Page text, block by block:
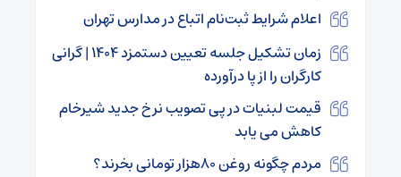
اعلام شرایط ثبت‌نام اتباع در مدارس تهران
زمان تشکیل جلسه تعیین دستمزد ۱۴۰۴ | گرانی
کارگران را از پا درآورده
قیمت لبنیات در پی تصویب نرخ جدید شیرخام
کاهش می یابد
مردم چگونه روغن ۸۰هزار تومانی بخرند؟